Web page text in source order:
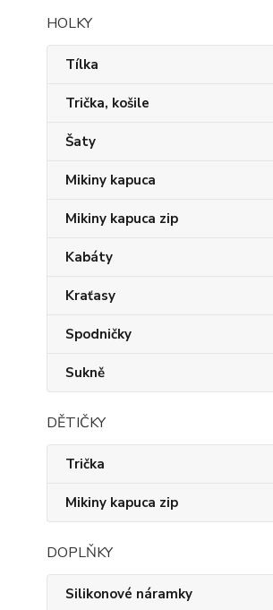
HOLKY
Tílka
Trička, košile
Šaty
Mikiny kapuca
Mikiny kapuca zip
Kabáty
Kraťasy
Spodničky
Sukně
DĚTIČKY
Trička
Mikiny kapuca zip
DOPLŇKY
Silikonové náramky